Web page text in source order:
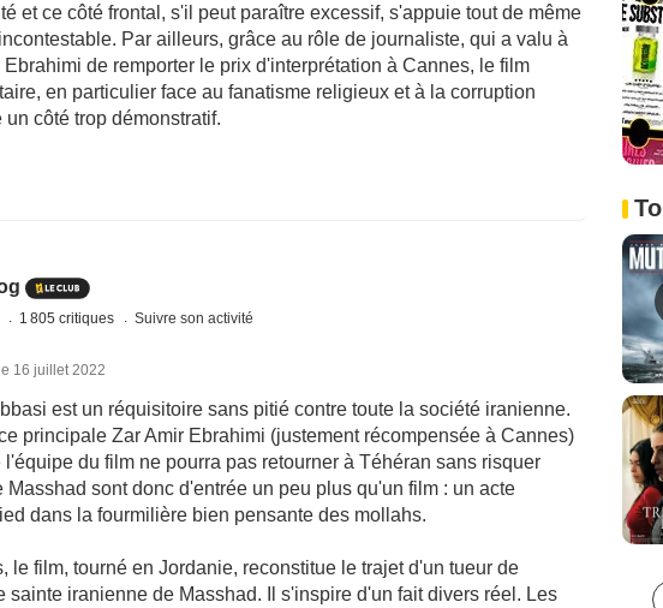
et ce côté frontal, s'il peut paraître excessif, s'appuie tout de même
Par ailleurs, grâce au rôle de journaliste, qui a valu à
Ebrahimi de remporter le prix d'interprétation à Cannes, le film
en particulier face au fanatisme religieux et à la corruption
côté trop démonstratif.
1 805 critiques Suivre son activité
16 juillet 2022
est un réquisitoire sans pitié contre toute la société iranienne.
principale Zar Amir Ebrahimi (justement récompensée à Cannes)
du film ne pourra pas retourner à Téhéran sans risquer
Masshad sont donc d'entrée un peu plus qu'un film : un acte
dans la fourmilière bien pensante des mollahs.
le film, tourné en Jordanie, reconstitue le trajet d'un tueur de
sainte iranienne de Masshad. Il s'inspire d'un fait divers réel. Les